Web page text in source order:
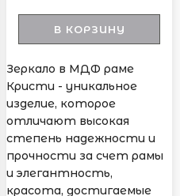
В КОРЗИНУ
Зеркало в МДФ раме
Кристи - уникальное
изделие, которое
отличают высокая
степень надежности и
прочности за счет рамы
и элегантность,
красота, достигаемые